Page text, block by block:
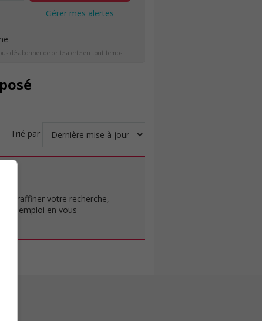
Gérer mes alertes
désabonner de cette alerte en tout temps.
Trié par
raffiner votre recherche,
en emploi en vous